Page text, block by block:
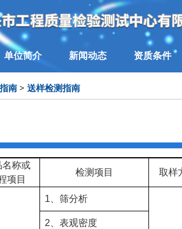
单位简介 新闻动态 资质条件
南> 送样检测指南
名称或
项目
检测项目 取样
1、筛分析
2、表观密度